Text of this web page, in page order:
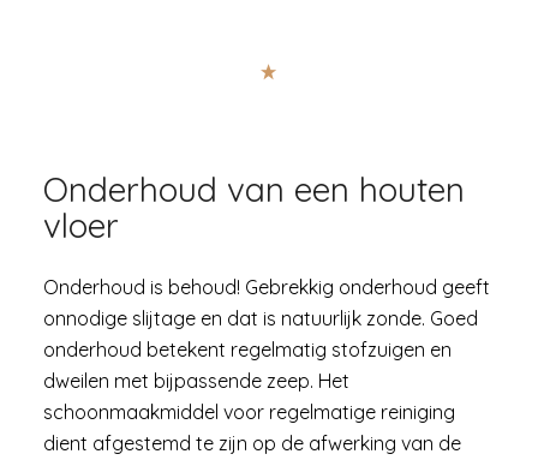
Onderhoud van een houten
vloer
Onderhoud is behoud! Gebrekkig onderhoud geeft
onnodige slijtage en dat is natuurlijk zonde. Goed
onderhoud betekent regelmatig stofzuigen en
dweilen met bijpassende zeep. Het
schoonmaakmiddel voor regelmatige reiniging
dient afgestemd te zijn op de afwerking van de